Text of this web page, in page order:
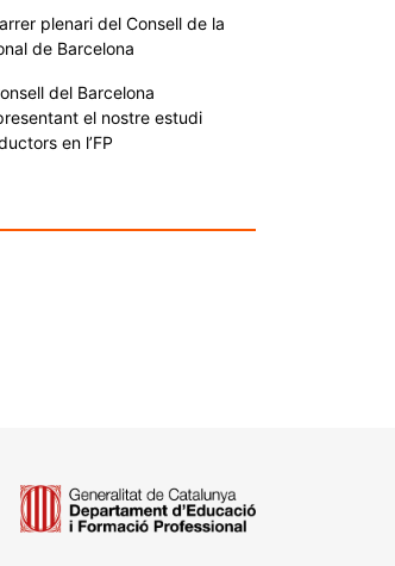
plenari del Consell de la
de Barcelona
del Barcelona
el nostre estudi
en l’FP